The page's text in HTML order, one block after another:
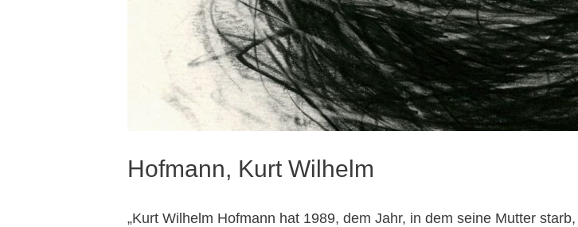
Hofmann, Kurt Wilhelm
„Kurt Wilhelm Hofmann hat 1989, dem Jahr, in dem seine Mutter